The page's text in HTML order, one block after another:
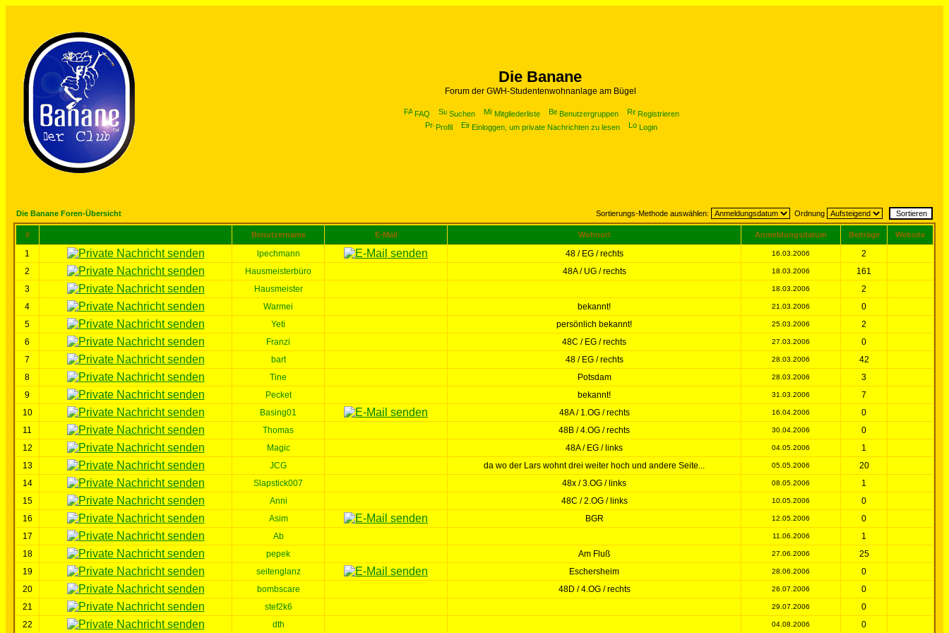
Die Banane
Forum der GWH-Studentenwohnanlage am Bügel
FAQ Suchen Mitgliederliste Benutzergruppen
Registrieren
Profil
Einloggen, um private Nachrichten zu lesen Login
Die Banane Foren-Übersicht Sortierungs-Methode auswählen: Ordnung
# Benutzername E-Mail Wohnort Anmeldungsdatum Beiträge Website
1 lpechmann 48 / EG / rechts 16.03.2006
2
2
Hausmeisterbüro 48A / UG / rechts 18.03.2006
161
3
Hausmeister 18.03.2006
2
4
Warmei bekannt! 21.03.2006
0
5
Yeti persönlich bekannt! 25.03.2006
2
6
Franzi 48C / EG / rechts 27.03.2006
0
7
bart 48 / EG / rechts 28.03.2006
42
8
Tine Potsdam 28.03.2006
3
9
Pecket bekannt! 31.03.2006
7
10
Basing01 48A / 1.OG / rechts 16.04.2006
0
11
Thomas 48B / 4.OG / rechts 30.04.2006
0
12
Magic 48A / EG / links 04.05.2006
1
13
JCG da wo der Lars wohnt drei weiter hoch und andere Seite... 05.05.2006
20
14
Slapstick007 48x / 3.OG / links 08.05.2006
1
15
Anni 48C / 2.OG / links 10.05.2006
0
16
Asim BGR 12.05.2006
0
17
Ab 11.06.2006
1
18
pepek Am Fluß 27.06.2006
25
19
seitenglanz Eschersheim 28.06.2006
0
20
bombscare 48D / 4.OG / rechts 26.07.2006
0
21
stef2k6 29.07.2006
0
22
dth 04.08.2006 0